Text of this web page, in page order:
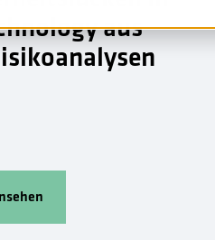
aus